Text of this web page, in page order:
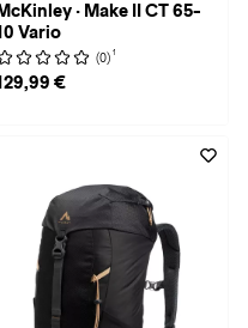
McKinley · Make II CT 65-
Vario
(0) 1
€